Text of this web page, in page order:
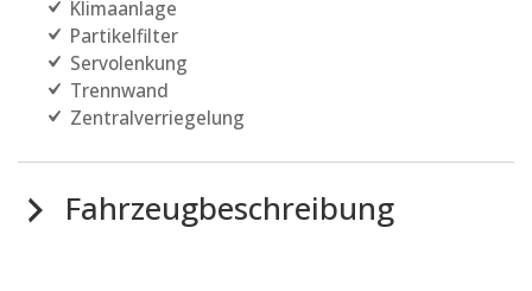
Klimaanlage
Partikelfilter
Servolenkung
Trennwand
Zentralverriegelung
Fahrzeugbeschreibung